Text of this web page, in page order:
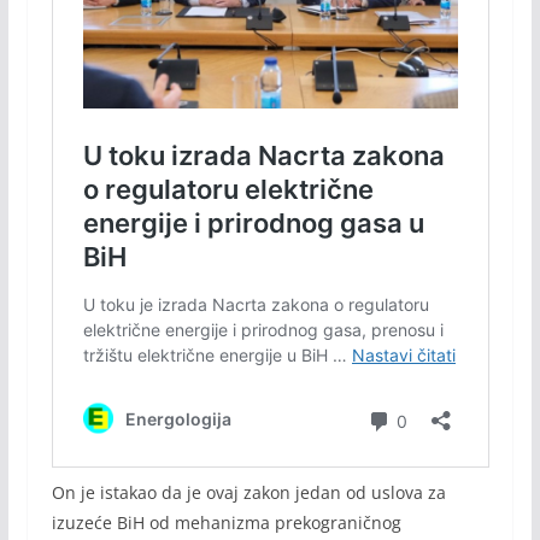
On je istakao da je ovaj zakon jedan od uslova za
izuzeće BiH od mehanizma prekograničnog